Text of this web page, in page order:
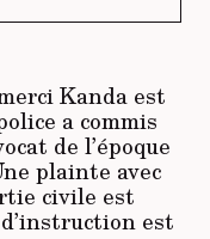
Kanda est
a commis
de l’époque
plainte avec
civile est
est